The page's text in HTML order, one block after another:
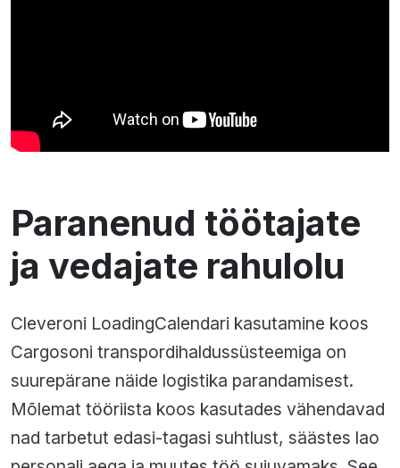
Paranenud töötajate
ja vedajate rahulolu
Cleveroni LoadingCalendari kasutamine koos
Cargosoni transpordihaldussüsteemiga on
suurepärane näide logistika parandamisest.
Mõlemat tööriista koos kasutades vähendavad
nad tarbetut edasi-tagasi suhtlust, säästes lao